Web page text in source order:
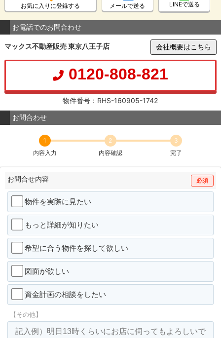
お気に入りに登録する メールで送る LINEで送る
お電話でのお問合わせ
マックス不動産販売 東京八王子店 会社概要はこちら
0120-808-821
物件番号：RHS-160905-1742
お問合わせ
1
内容入力
2
内容確認
3
完了
お問合せ内容 必須
物件を実際に見たい
もっと詳細が知りたい
希望に合う物件を探して欲しい
図面が欲しい
資金計画の相談をしたい
【その他】